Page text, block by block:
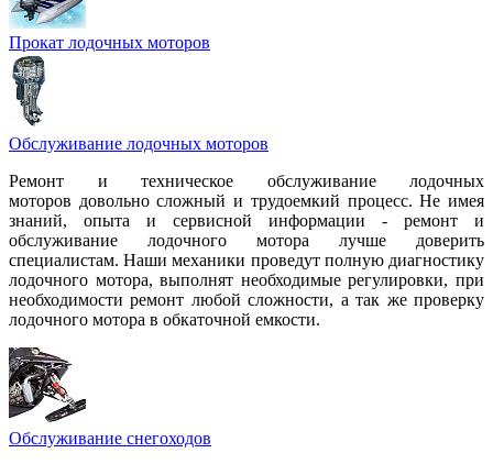
Прокат лодочных моторов
Обслуживание лодочных моторов
Ремонт и техническое обслуживание лодочных
моторов довольно сложный и трудоемкий процесс. Не имея
знаний, опыта и сервисной информации - ремонт и
обслуживание лодочного мотора лучше доверить
специалистам. Наши механики проведут полную диагностику
лодочного мотора, выполнят необходимые регулировки, при
необходимости ремонт любой сложности, а так же проверку
лодочного мотора в обкаточной емкости.
Обслуживание снегоходов